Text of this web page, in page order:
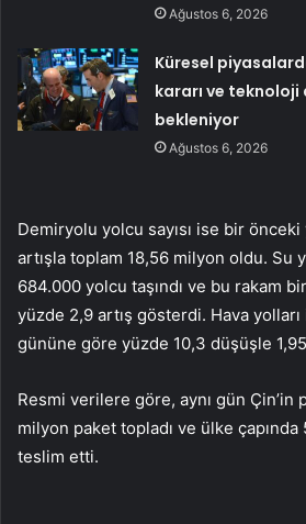
Ağustos 6, 2026
Küresel
kararı ve
bekleniyor
Ağustos 6, 2026
Demiryolu yolcu sayısı ise bir önceki
artışla toplam 18,56 milyon oldu. Su
684.000 yolcu taşındı ve bu rakam
yüzde 2,9 artış gösterdi. Hava yolları
gününe göre yüzde 10,3 düşüşle
Resmi verilere göre, aynı gün Çin’in
milyon paket topladı ve ülke
teslim etti.